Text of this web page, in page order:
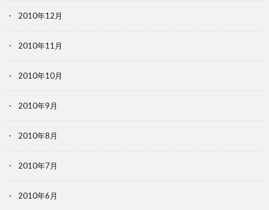
2010年12月
2010年11月
2010年10月
2010年9月
2010年8月
2010年7月
2010年6月